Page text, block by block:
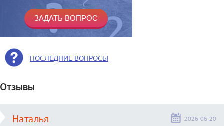
ПОСЛЕДНИЕ ВОПРОСЫ
Отзывы
Наталья 2026-06-20